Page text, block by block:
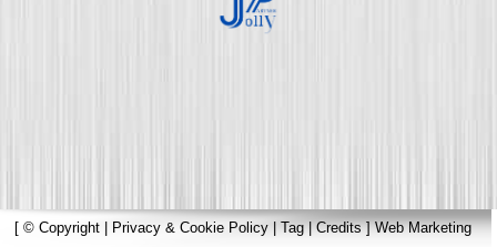
[ © Copyright | Privacy & Cookie Policy | Tag|Credits]Web Marketing